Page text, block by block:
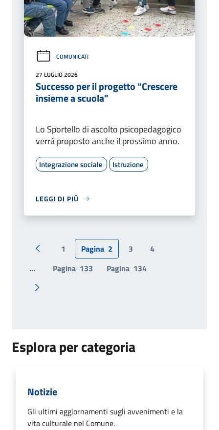
COMUNICATI
27 LUGLIO 2026
Successo per il progetto “Crescere
insieme a scuola”
Lo Sportello di ascolto psicopedagogico
verrà proposto anche il prossimo anno.
Integrazione sociale Istruzione
LEGGI DI PIÙ
Pagina precedente
1 Pagina 2 3
4
...
Pagina 133 Pagina 134
Pagina successiva
Esplora per categoria
Notizie
Gli ultimi aggiornamenti sugli avvenimenti e la
vita culturale nel Comune.